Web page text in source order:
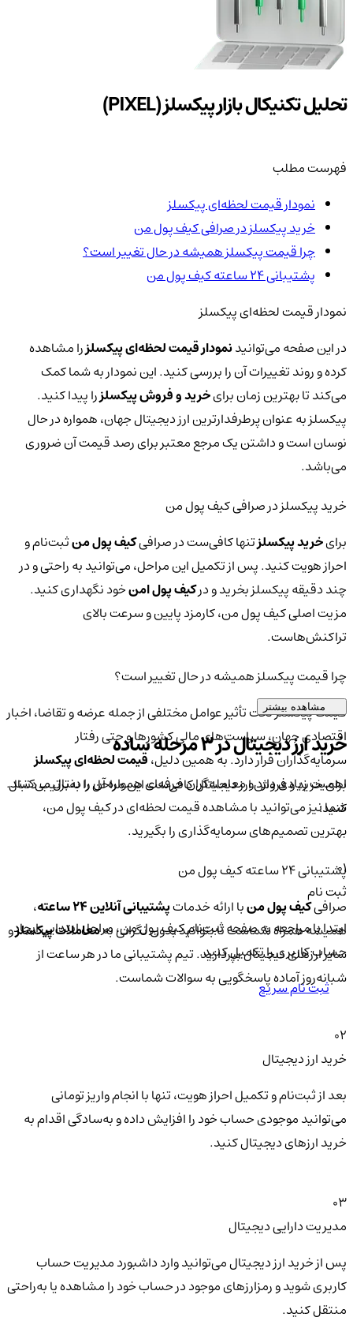
تحلیل تکنیکال بازار پیکسلز (PIXEL)
فهرست مطلب
نمودار قیمت لحظه‌ای پیکسلز
خرید پیکسلز در صرافی کیف پول من
چرا قیمت پیکسلز همیشه در حال تغییر است؟
پشتیبانی ۲۴ ساعته کیف پول من
نمودار قیمت لحظه‌ای پیکسلز
در این صفحه می‌توانیدنمودار قیمت لحظه‌ای پیکسلزرا مشاهده
کرده و روند تغییرات آن را بررسی کنید. این نمودار به شما کمک
می‌کند تا بهترین زمان برایخرید و فروش پیکسلزرا پیدا کنید.
پیکسلز به عنوان پرطرفدارترین ارز دیجیتال جهان، همواره در حال
نوسان است و داشتن یک مرجع معتبر برای رصد قیمت آن ضروری
می‌باشد.
خرید پیکسلز در صرافی کیف پول من
برایخرید پیکسلزتنها کافی‌ست در صرافیکیف پول منثبت‌نام و
احراز هویت کنید. پس از تکمیل این مراحل، می‌توانید به راحتی و در
چند دقیقه پیکسلز بخرید و درکیف پول امنخود نگهداری کنید.
مزیت اصلی کیف پول من، کارمزد پایین و سرعت بالای
تراکنش‌هاست.
چرا قیمت پیکسلز همیشه در حال تغییر است؟
قیمت پیکسلز تحت تأثیر عوامل مختلفی از جمله عرضه و تقاضا، اخبار
اقتصادی جهان، سیاست‌های مالی کشورها و حتی رفتار
سرمایه‌گذاران قرار دارد. به همین دلیل،قیمت لحظه‌ای پیکسلز
اهمیت زیادی دارد و معامله‌گران حرفه‌ای همواره آن را دنبال می‌کنند.
شما نیز می‌توانید با مشاهده قیمت لحظه‌ای در کیف پول من،
بهترین تصمیم‌های سرمایه‌گذاری را بگیرید.
پشتیبانی ۲۴ ساعته کیف پول من
صرافیکیف پول منبا ارائه خدماتپشتیبانی آنلاین ۲۴ ساعته
،
همیشه همراه شماست تا بتوانید بدون نگرانی بهمعاملات پیکسلزو
سایر ارزهای دیجیتال بپردازید. تیم پشتیبانی ما در هر ساعت از
شبانه‌روز آماده پاسخگویی به سوالات شماست.
مشاهده بیشتر
خرید ارز دیجیتال در 3 مرحله ساده
برای خرید و فروش ارز دیجیتال کافی‌ست این مراحل را به‌ترتیب دنبال
کنید:
01
ثبت نام
ابتدا با مراجعه به صفحه ثبت‌نام کیف‌ پول من، مراحل ابتدایی ایجاد
حساب کاربری را تکمیل کنید.
ثبت نام سریع
02
خرید ارز دیجیتال
بعد از ثبت‌نام و تکمیل احراز هویت، تنها با انجام واریز تومانی
می‌توانید موجودی حساب خود را افزایش داده و به‌سادگی اقدام به
خرید ارزهای دیجیتال کنید.
03
مدیریت دارایی دیجیتال
پس از خرید ارز دیجیتال می‌توانید وارد داشبورد مدیریت حساب
کاربری شوید و رمزارزهای موجود در حساب خود را مشاهده یا به‌راحتی
منتقل کنید.